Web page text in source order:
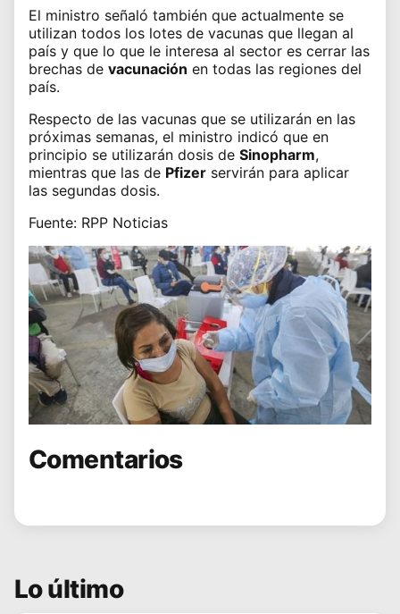
El ministro señaló también que actualmente se
utilizan todos los lotes de vacunas que llegan al
país y que lo que le interesa al sector es cerrar las
brechas de vacunación en todas las regiones del
país.
Respecto de las vacunas que se utilizarán en las
próximas semanas, el ministro indicó que en
principio se utilizarán dosis de Sinopharm,
mientras que las de Pfizer servirán para aplicar
las segundas dosis.
Fuente: RPP Noticias
Comentarios
Lo último